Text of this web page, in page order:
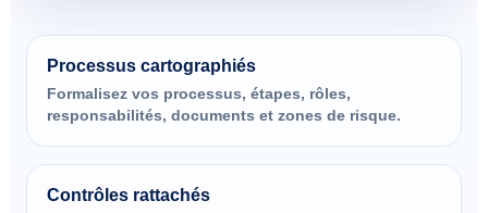
Processus cartographiés
Formalisez vos processus, étapes, rôles,
responsabilités, documents et zones de risque.
Contrôles rattachés